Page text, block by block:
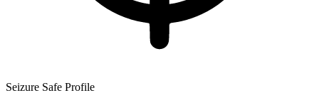
Seizure Safe Profile